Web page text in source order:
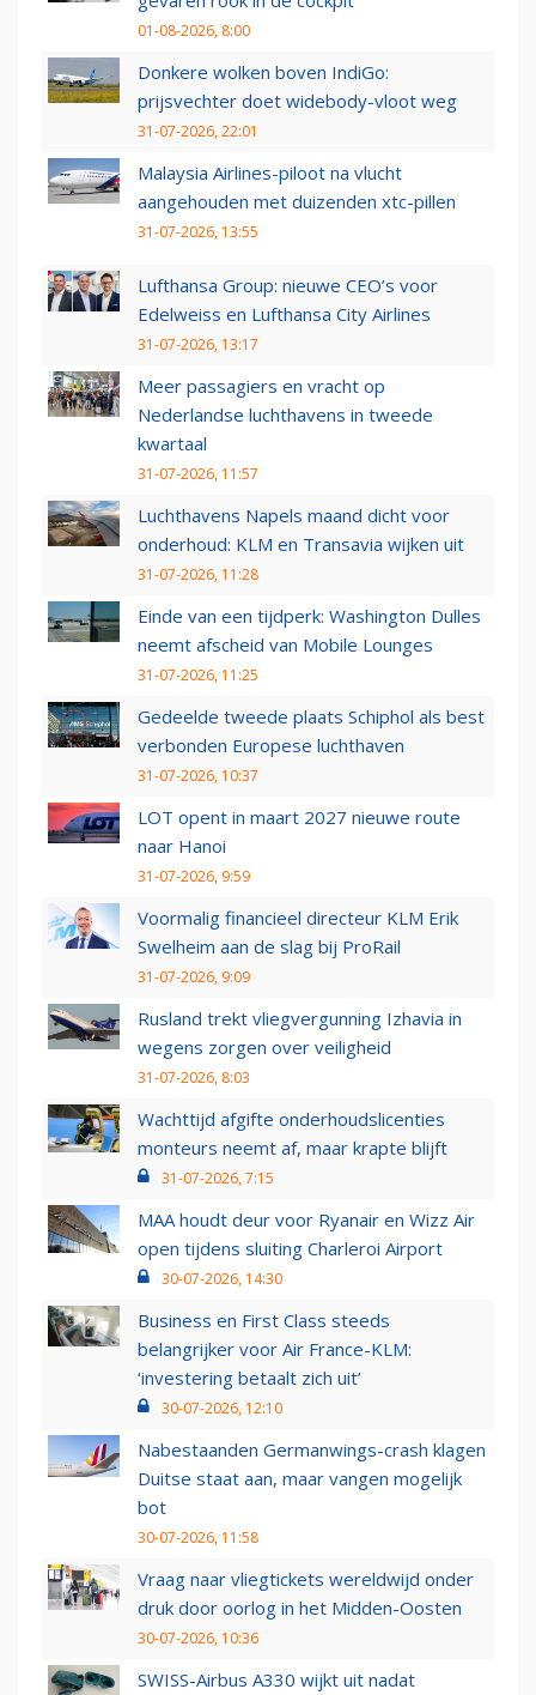
01-08-2026, 8:00
Donkere wolken boven IndiGo:
prijsvechter doet widebody-vloot weg
31-07-2026, 22:01
Malaysia Airlines-piloot na vlucht
aangehouden met duizenden xtc-pillen
31-07-2026, 13:55
Lufthansa Group: nieuwe CEO’s voor
Edelweiss en Lufthansa City Airlines
31-07-2026, 13:17
Meer passagiers en vracht op
Nederlandse luchthavens in tweede
kwartaal
31-07-2026, 11:57
Luchthavens Napels maand dicht voor
onderhoud: KLM en Transavia wijken uit
31-07-2026, 11:28
Einde van een tijdperk: Washington Dulles
neemt afscheid van Mobile Lounges
31-07-2026, 11:25
Gedeelde tweede plaats Schiphol als best
verbonden Europese luchthaven
31-07-2026, 10:37
LOT opent in maart 2027 nieuwe route
naar Hanoi
31-07-2026, 9:59
Voormalig financieel directeur KLM Erik
Swelheim aan de slag bij ProRail
31-07-2026, 9:09
Rusland trekt vliegvergunning Izhavia in
wegens zorgen over veiligheid
31-07-2026, 8:03
Wachttijd afgifte onderhoudslicenties
monteurs neemt af, maar krapte blijft
31-07-2026, 7:15
MAA houdt deur voor Ryanair en Wizz Air
open tijdens sluiting Charleroi Airport
30-07-2026, 14:30
Business en First Class steeds
belangrijker voor Air France-KLM:
‘investering betaalt zich uit’
30-07-2026, 12:10
Nabestaanden Germanwings-crash klagen
Duitse staat aan, maar vangen mogelijk
bot
30-07-2026, 11:58
Vraag naar vliegtickets wereldwijd onder
druk door oorlog in het Midden-Oosten
30-07-2026, 10:36
SWISS-Airbus A330 wijkt uit nadat